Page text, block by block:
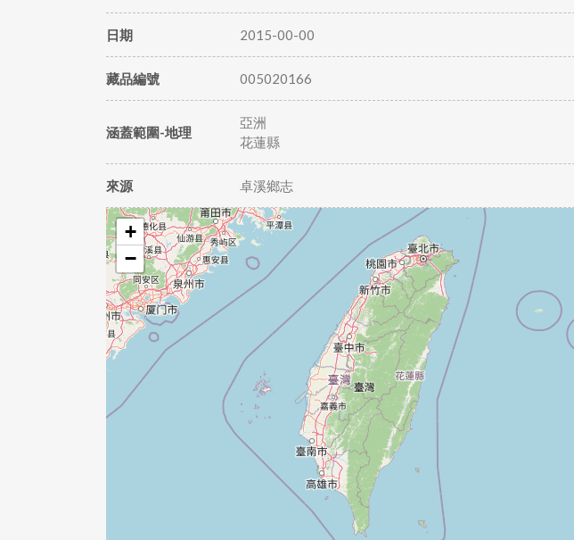
日期 2015-00-00
藏品編號 005020166
涵蓋範圍-地理
亞洲
花蓮縣
來源 卓溪鄉志
+
−